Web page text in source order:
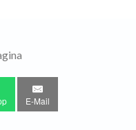
E-Mail